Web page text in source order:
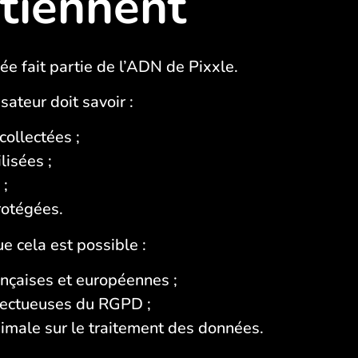
fait partie de l’ADN de Pixxle.
doit savoir :
;
;
cela est possible :
et européennes ;
du RGPD ;
sur le traitement des données.